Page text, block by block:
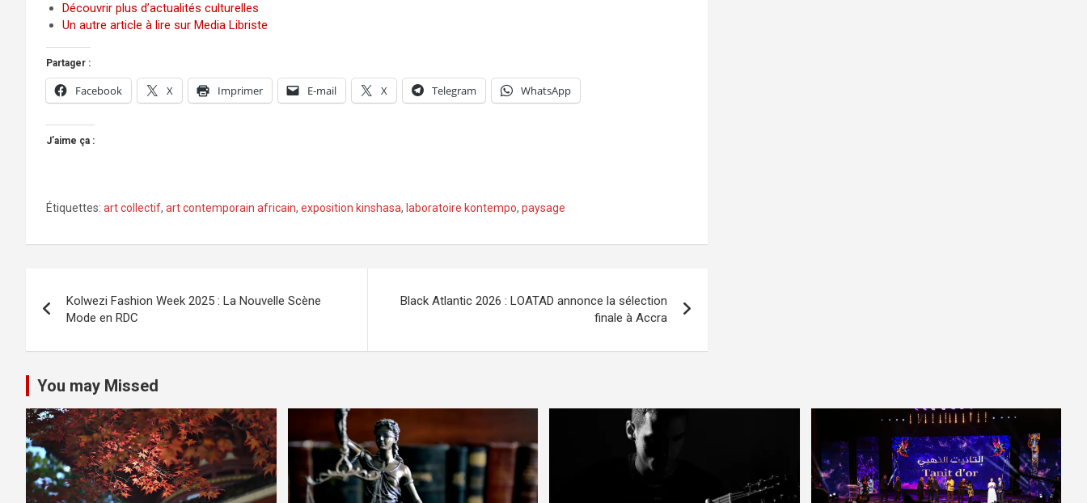
Découvrir plus d’actualités culturelles
Un autre article à lire sur Media Libriste
Partager :
Facebook X Imprimer E-mail X Telegram WhatsApp
J’aime ça :
Étiquettes: art collectif, art contemporain africain, exposition kinshasa, laboratoire kontempo, paysage
de
l’article
Kolwezi Fashion Week 2025 : La Nouvelle Scène
Mode en RDC
Black Atlantic 2026 : LOATAD annonce la sélection
finale à Accra
You may Missed